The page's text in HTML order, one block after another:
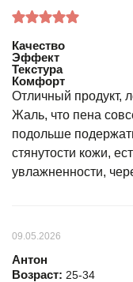
Качество
Эффект
Текстура
Комфорт
Отличный продукт,
Жаль, что пена
подольше
стянутости кожи,
увлажненности,
09.05.2026
Антон
Возраст: 25-34